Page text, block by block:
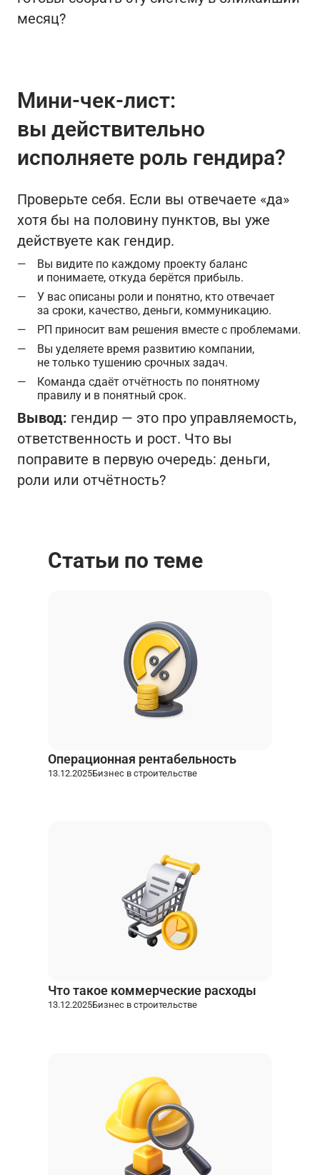
месяц?
Мини-чек‑лист:
вы действительно
исполняете роль гендира?
Проверьте себя. Если вы отвечаете «да»
хотя бы на половину пунктов, вы уже
действуете как гендир.
Вы видите по каждому проекту баланс
и понимаете, откуда берётся прибыль.
У вас описаны роли и понятно, кто отвечает
за сроки, качество, деньги, коммуникацию.
РП приносит вам решения вместе с проблемами.
Вы уделяете время развитию компании,
не только тушению срочных задач.
Команда сдаёт отчётность по понятному
правилу и в понятный срок.
Вывод: гендир — это про управляемость,
ответственность и рост. Что вы
поправите в первую очередь: деньги,
роли или отчётность?
Статьи по теме
Операционная рентабельность
13.12.2025Бизнес в строительстве
Что такое коммерческие расходы
13.12.2025Бизнес в строительстве